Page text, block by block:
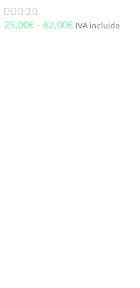
25,00€ - 62,00€ IVA incluido